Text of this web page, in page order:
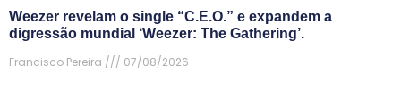
Weezer revelam o single “C.E.O.” e expandem a
digressão mundial ‘Weezer: The Gathering’.
Francisco Pereira
07/08/2026